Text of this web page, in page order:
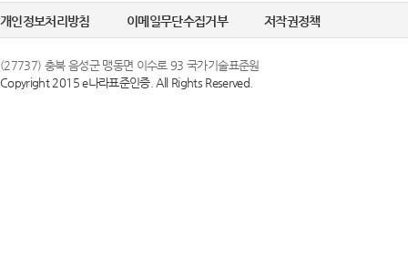
개인정보처리방침 이메일무단수집거부 저작권정책
(27737) 충북 음성군 맹동면 이수로 93 국가기술표준원
Copyright 2015 e나라표준인증. All Rights Reserved.